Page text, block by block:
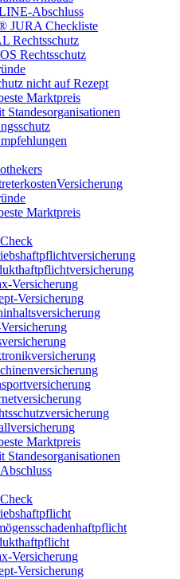
Abschluss
JURA Checkliste
Rechtsschutz
Rechtsschutz
nicht auf Rezept
Marktpreis
Standesorganisationen
Marktpreis
Versicherung
Versicherung
Marktpreis
Standesorganisationen
Versicherung
Versicherung